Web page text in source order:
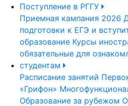
Поступление в РГГУ
Приемная кампания 2026
подготовки к ЕГЭ и
образование Курсы
обязательные для
студентам
Расписание занятий
«Грифон»
Образование за рубежом